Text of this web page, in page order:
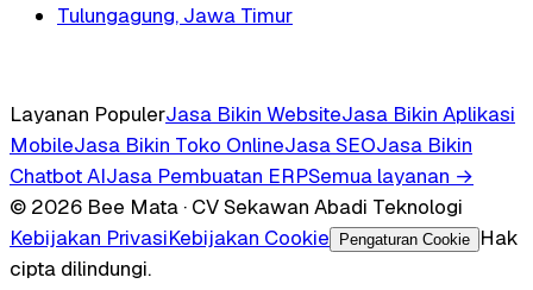
Tulungagung, Jawa Timur
Layanan PopulerJasa Bikin WebsiteJasa Bikin Aplikasi
MobileJasa Bikin Toko OnlineJasa SEOJasa Bikin
Chatbot AIJasa Pembuatan ERPSemua layanan →
© 2026 Bee Mata · CV Sekawan Abadi Teknologi
Kebijakan PrivasiKebijakan Cookie Pengaturan Cookie
Hak
cipta dilindungi.